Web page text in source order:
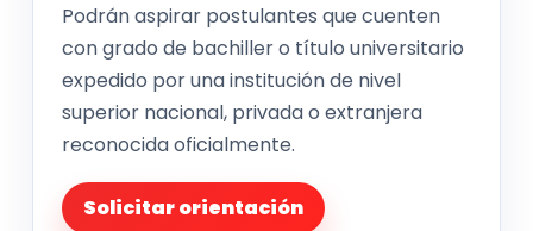
Podrán aspirar postulantes que cuenten
con grado de bachiller o título universitario
expedido por una institución de nivel
superior nacional, privada o extranjera
reconocida oficialmente.
Solicitar orientación